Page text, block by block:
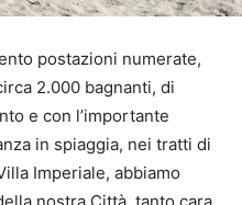
postazioni numerate,
2.000 bagnanti, di
e con l’importante
in spiaggia, nei tratti di
Imperiale, abbiamo
nostra Città, tanto cara